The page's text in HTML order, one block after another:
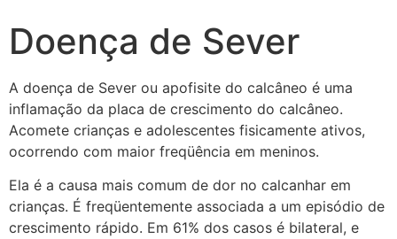
Doença de Sever
A doença de Sever ou apofisite do calcâneo é uma
inflamação da placa de crescimento do calcâneo.
Acomete crianças e adolescentes fisicamente ativos,
ocorrendo com maior freqüência em meninos.
Ela é a causa mais comum de dor no calcanhar em
crianças. É freqüentemente associada a um episódio de
crescimento rápido. Em 61% dos casos é bilateral, e